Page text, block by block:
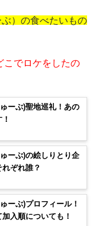
）の食べたいもの
こでロケをしたの
ーぶ)聖地巡礼！あの
ーぶ)の絵しりとり企
ぞれ誰？
ーぶ)プロフィール！
入順についても！